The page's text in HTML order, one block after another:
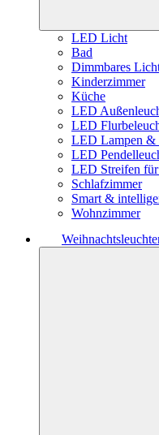
LED Licht
Bad
Dimmbares
Kinderzimmer
Küche
LED
LED
LED Lampen &
LED
LED Streifen
Schlafzimmer
Smart &
Wohnzimmer